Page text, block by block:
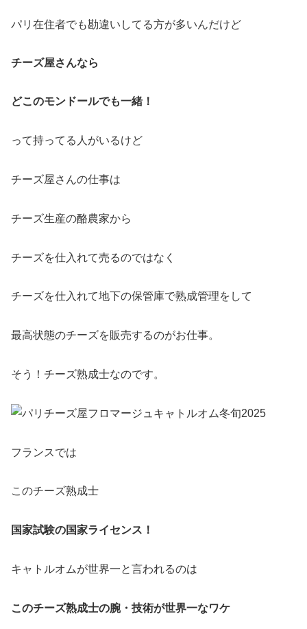
パリ在住者でも勘違いしてる方が多いんだけど
チーズ屋さんなら
どこのモンドールでも一緒！
って持ってる人がいるけど
チーズ屋さんの仕事は
チーズ生産の酪農家から
チーズを仕入れて売るのではなく
チーズを仕入れて地下の保管庫で熟成管理をして
最高状態のチーズを販売するのがお仕事。
そう！チーズ熟成士なのです。
フランスでは
このチーズ熟成士
国家試験の国家ライセンス！
キャトルオムが世界一と言われるのは
このチーズ熟成士の腕・技術が世界一なワケ